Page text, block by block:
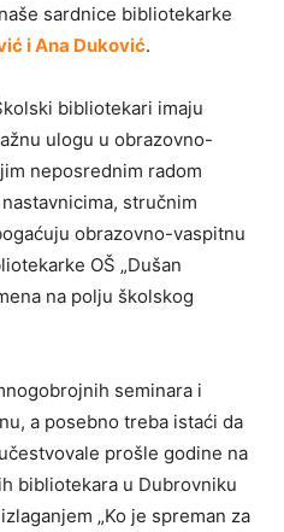
sardnice bibliotekarke
i Ana Duković.
bibliotekari imaju
ulogu u obrazovno-
neposrednim radom
stručnim
obrazovno-vaspitnu
OŠ „Dušan
na polju školskog
seminara i
a posebno treba istaći da
prošle godine na
bibliotekara u Dubrovniku
„Ko je spreman za